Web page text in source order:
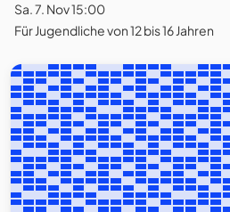
Sa. 7. Nov 15:00
Für Jugendliche von 12 bis 16 Jahren